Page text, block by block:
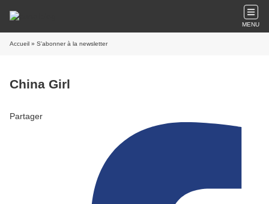
MENU
Accueil » S'abonner à la newsletter
China Girl
Partager